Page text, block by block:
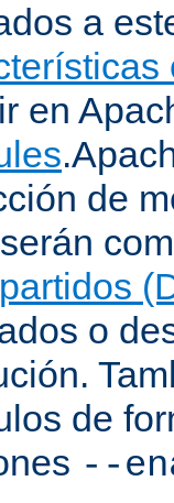
a
en
de
o
de
--